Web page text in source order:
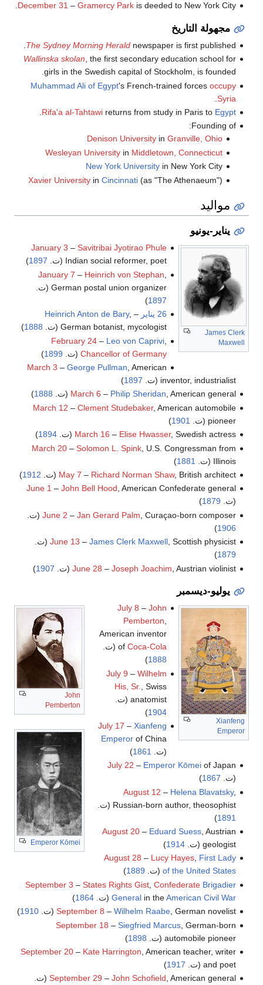
December 31 – Gramercy Parkis deeded to New York City.
مجهولة التاريخ
The Sydney Morning Heraldnewspaper is first published.
Wallinska skolan, the first secondary education school for
girls in the Swedish capital of Stockholm, is founded.
Muhammad Ali of Egypt's French-trained forces occupy
Syria
Rifa'a al-Tahtawireturns from study in Paris to Egypt
Founding of:
Denison University inGranville, Ohio
Wesleyan University in Middletown, Connecticut
New York University in New York City
Xavier University inCincinnati (as "The Athenaeum")
مواليد
يناير-يونيو
James Clerk
Maxwell
January 3 –Savitribai Jyotirao Phule
Indian social reformer, poet (ت.
1897
)
January 7 – Heinrich von Stephan
German postal union organizer (ت.
1897
)
26 يناير
–
Heinrich Anton de Bary,
German botanist, mycologist (ت.
1888
)
February 24 – Leo von Caprivi
Chancellor of Germany(ت. 1899
)
March 3 –George Pullman , American
inventor, industrialist (ت.
1897
)
March 6 – Philip Sheridan, American general (ت. 1888
)
March 12 – Clement Studebaker, American automobile
pioneer (ت.
1901
)
March 16 – Elise Hwasser, Swedish actress (ت. 1894
)
March 20– Solomon L. Spink, U.S. Congressman from
Illinois (ت.
1881
)
May 7 – Richard Norman Shaw, British architect (ت. 1912
)
June 1 – John Bell Hood, American Confederate general
(ت. 1879
)
June 2 – Jan Gerard Palm , Curaçao-born composer (ت.
1906
)
June 13 – James Clerk Maxwell, Scottish physicist (ت.
1879
)
June 28 – Joseph Joachim , Austrian violinist (ت. 1907
)
يوليو-ديسمبر
John
Pemberton
Xianfeng
Emperor
Emperor Kōmei
July 8 –John
Pemberton
American inventor
ofCoca-Cola
(ت.
1888
)
July 9 –Wilhelm
His, Sr.
, Swiss
anatomist (ت.
1904
)
July 17 –Xianfeng
Emperor of China
(ت.
1861
)
July 22 – Emperor Kōmeiof Japan
(ت. 1867
)
August 12 – Helena Blavatsky,
Russian-born author, theosophist (ت.
1891
)
August 20– Eduard Suess, Austrian
geologist (ت.
1914
)
August 28 – Lucy Hayes, First Lady
of the United States (ت. 1889
)
September 3 – States Rights Gist, Confederate Brigadier
Generalin theAmerican Civil War (ت.1864
)
September 8 – Wilhelm Raabe, German novelist (ت. 1910
)
September 18 – Siegfried Marcus, German-born
automobile pioneer (ت.
1898
)
September 20– Kate Harrington , American teacher, writer
and poet (ت.
1917
)
September 29 – John Schofield, American general (ت.